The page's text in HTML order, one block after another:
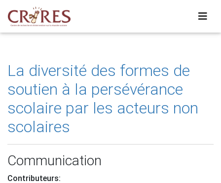
La diversité des formes de
soutien à la persévérance
scolaire par les acteurs non
scolaires
Communication
Contributeurs: